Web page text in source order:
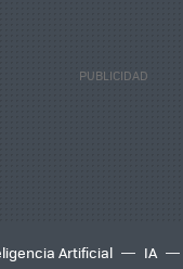
Artificial IA